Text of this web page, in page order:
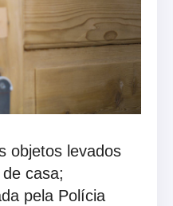
objetos levados
casa;
pela Polícia